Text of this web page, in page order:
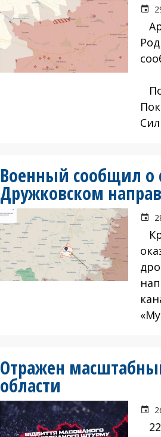
Военный сообщил о
Дружковском
Отражен
области